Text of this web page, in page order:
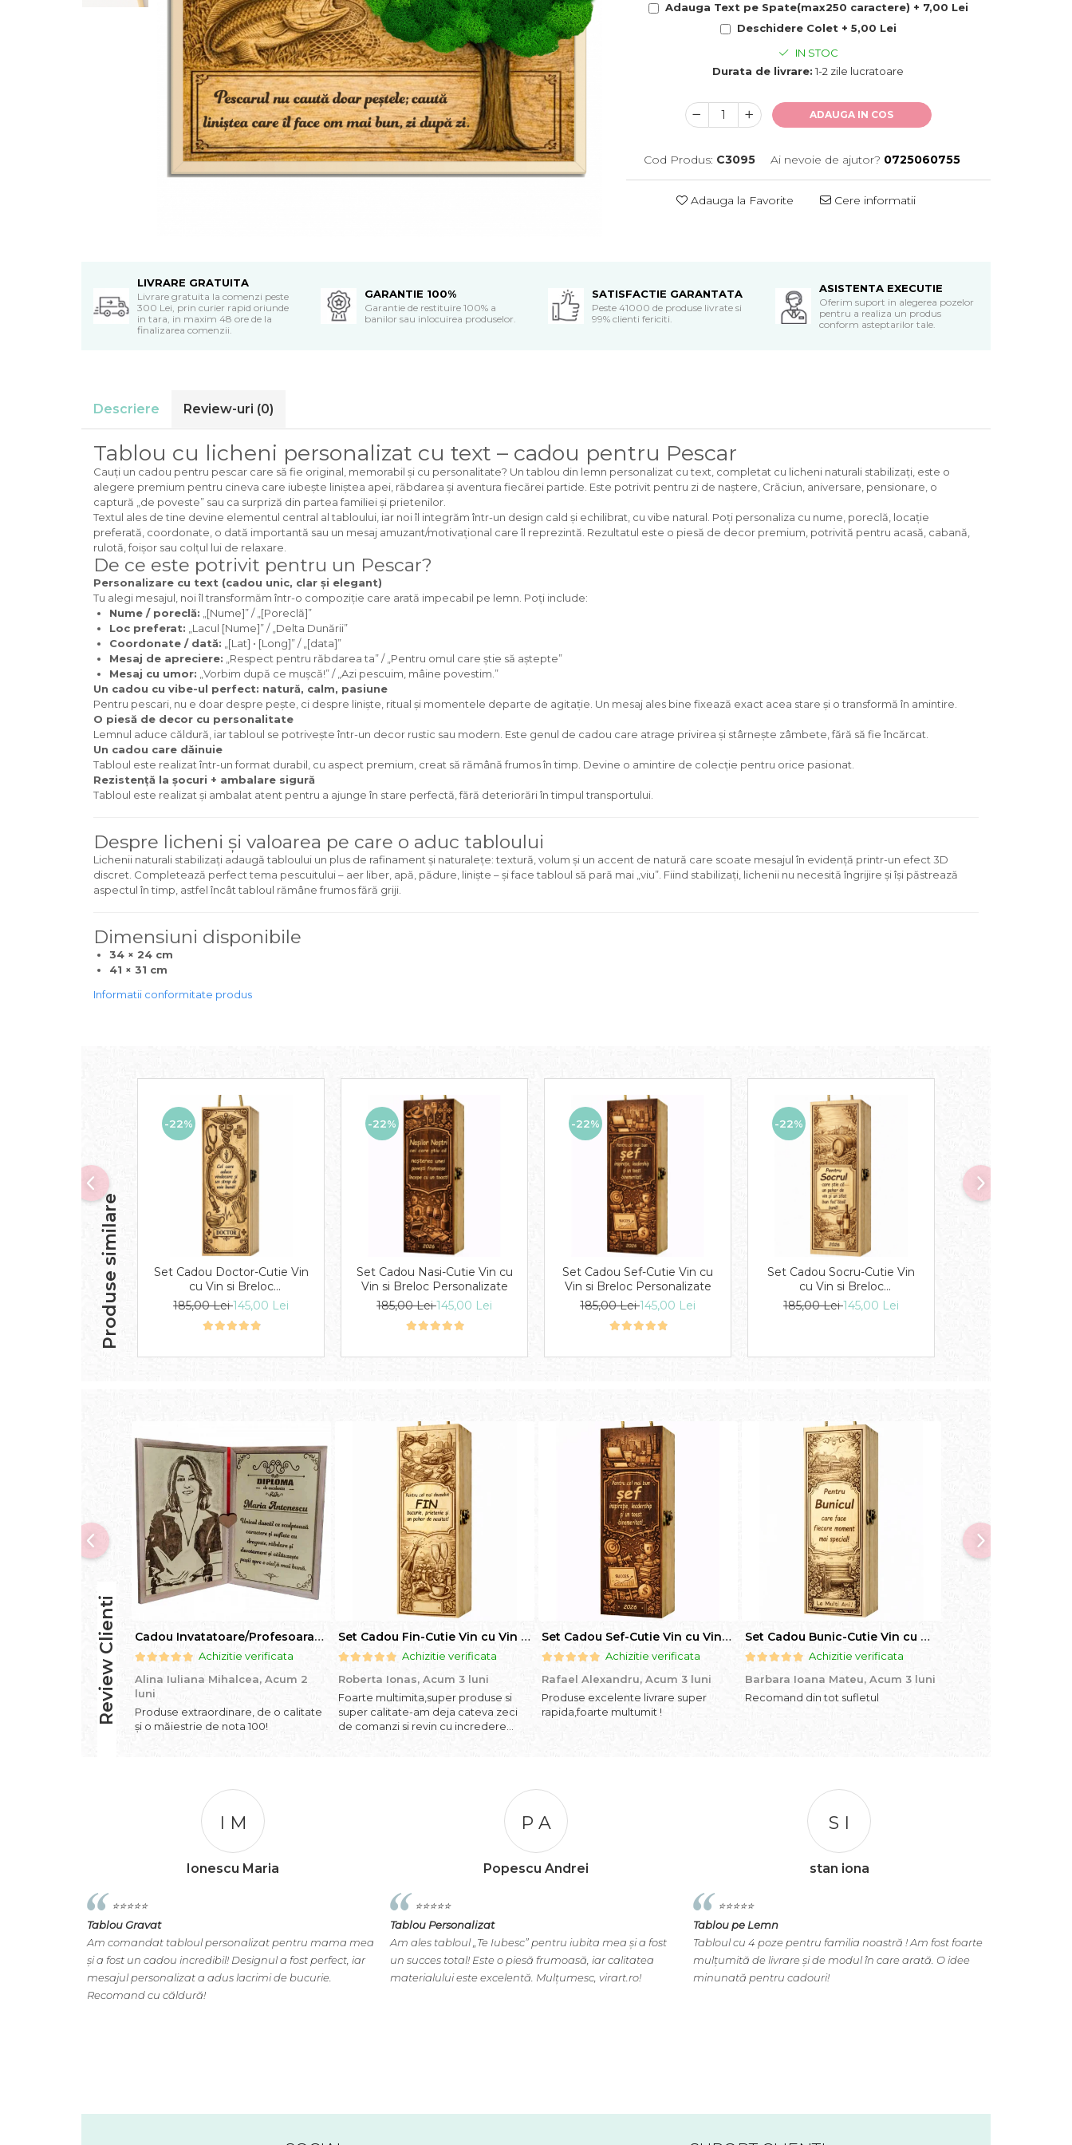
Cadouri Ingineri
Cadouri Stomatologi
Cadouri Stylisti
Cadouri Tractoristi
Cadouri Vanatori/Padurari
Cadre Didactice
Adauga Text pe Spate(max250 caractere) + 7,00 Lei
Deschidere Colet + 5,00 Lei
IN STOC
Durata de livrare: 1-2 zile lucratoare
ADAUGA IN COS
Cod Produs: C3095 Ai nevoie de ajutor? 0725060755
Adauga la Favorite Cere informatii
LIVRARE GRATUITA
Livrare gratuita la comenzi peste
300 Lei, prin curier rapid oriunde
in tara, in maxim 48 ore de la
finalizarea comenzii.
GARANTIE 100%
Garantie de restituire 100% a
banilor sau inlocuirea produselor.
SATISFACTIE GARANTATA
Peste 41000 de produse livrate si
99% clienti fericiti.
ASISTENTA EXECUTIE
Oferim suport in alegerea pozelor
pentru a realiza un produs
conform asteptarilor tale.
Descriere Review-uri (0)
Tablou cu licheni personalizat cu text – cadou pentru Pescar
Cauți un cadou pentru pescar care să fie original, memorabil și cu personalitate? Un tablou din lemn personalizat cu text, completat cu licheni naturali stabilizați, este o
alegere premium pentru cineva care iubește liniștea apei, răbdarea și aventura fiecărei partide. Este potrivit pentru zi de naștere, Crăciun, aniversare, pensionare, o
captură „de poveste” sau ca surpriză din partea familiei și prietenilor.
Textul ales de tine devine elementul central al tabloului, iar noi îl integrăm într-un design cald și echilibrat, cu vibe natural. Poți personaliza cu nume, poreclă, locație
preferată, coordonate, o dată importantă sau un mesaj amuzant/motivațional care îl reprezintă. Rezultatul este o piesă de decor premium, potrivită pentru acasă, cabană,
rulotă, foișor sau colțul lui de relaxare.
De ce este potrivit pentru un Pescar?
Personalizare cu text (cadou unic, clar și elegant)
Tu alegi mesajul, noi îl transformăm într-o compoziție care arată impecabil pe lemn. Poți include:
Nume / poreclă: „[Nume]” / „[Poreclă]”
Loc preferat: „Lacul [Nume]” / „Delta Dunării”
Coordonate / dată: „[Lat] • [Long]” / „[data]”
Mesaj de apreciere: „Respect pentru răbdarea ta” / „Pentru omul care știe să aștepte”
Mesaj cu umor: „Vorbim după ce mușcă!” / „Azi pescuim, mâine povestim.”
Un cadou cu vibe-ul perfect: natură, calm, pasiune
Pentru pescari, nu e doar despre pește, ci despre liniște, ritual și momentele departe de agitație. Un mesaj ales bine fixează exact acea stare și o transformă în amintire.
O piesă de decor cu personalitate
Lemnul aduce căldură, iar tabloul se potrivește într-un decor rustic sau modern. Este genul de cadou care atrage privirea și stârnește zâmbete, fără să fie încărcat.
Un cadou care dăinuie
Tabloul este realizat într-un format durabil, cu aspect premium, creat să rămână frumos în timp. Devine o amintire de colecție pentru orice pasionat.
Rezistență la șocuri + ambalare sigură
Tabloul este realizat și ambalat atent pentru a ajunge în stare perfectă, fără deteriorări în timpul transportului.
Despre licheni și valoarea pe care o aduc tabloului
Lichenii naturali stabilizați adaugă tabloului un plus de rafinament și naturalețe: textură, volum și un accent de natură care scoate mesajul în evidență printr-un efect 3D
discret. Completează perfect tema pescuitului – aer liber, apă, pădure, liniște – și face tabloul să pară mai „viu”. Fiind stabilizați, lichenii nu necesită îngrijire și își păstrează
aspectul în timp, astfel încât tabloul rămâne frumos fără griji.
Dimensiuni disponibile
34 × 24 cm
41 × 31 cm
Informatii conformitate produs
Produse similare
-22%
Set Cadou Doctor-Cutie Vin
cu Vin si Breloc
Personalizate
185,00 Lei145,00 Lei
-22%
Set Cadou Nasi-Cutie Vin cu
Vin si Breloc Personalizate
185,00 Lei145,00 Lei
-22%
Set Cadou Sef-Cutie Vin cu
Vin si Breloc Personalizate
185,00 Lei145,00 Lei
-22%
Set Cadou Socru-Cutie Vin
cu Vin si Breloc
Personalizate
185,00 Lei145,00 Lei
-22%
Review Clienti Cadou Invatatoare/Profesoara/Educatoare "Catalogul Amintirilor"
Achizitie verificata
Alina Iuliana Mihalcea, Acum 2
luni
Produse extraordinare, de o calitate
și o măiestrie de nota 100!
Set Cadou Fin-Cutie Vin cu Vin si Breloc Personalizate
Achizitie verificata
Roberta Ionas, Acum 3 luni
Foarte multimita,super produse si
super calitate-am deja cateva zeci
de comanzi si revin cu incredere
Set Cadou Sef-Cutie Vin cu Vin si Breloc Personalizate
Achizitie verificata
Rafael Alexandru, Acum 3 luni
Produse excelente livrare super
rapida,foarte multumit !
Set Cadou Bunic-Cutie Vin cu Vin si Breloc Personalizate
Achizitie verificata
Barbara Ioana Mateu, Acum 3 luni
Recomand din tot sufletul
I M
Ionescu Maria
⭐️⭐️⭐️⭐️⭐️
Tablou Gravat
Am comandat tabloul personalizat pentru mama mea
și a fost un cadou incredibil! Designul a fost perfect, iar
mesajul personalizat a adus lacrimi de bucurie.
Recomand cu căldură!
P A
Popescu Andrei
⭐️⭐️⭐️⭐️⭐️
Tablou Personalizat
Am ales tabloul „Te Iubesc” pentru iubita mea și a fost
un succes total! Este o piesă frumoasă, iar calitatea
materialului este excelentă. Mulțumesc, virart.ro!
S I
stan iona
⭐️⭐️⭐️⭐️⭐️
Tablou pe Lemn
Tabloul cu 4 poze pentru familia noastră ! Am fost foarte
mulțumită de livrare și de modul în care arată. O idee
minunată pentru cadouri!